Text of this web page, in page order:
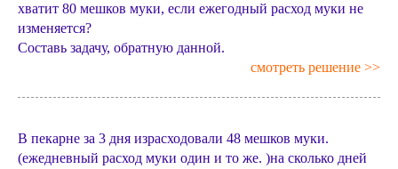
хватит 80 мешков муки, если ежегодный расход муки не
изменяется?
Составь задачу, обратную данной.
смотреть решение >>
В пекарне за 3 дня израсходовали 48 мешков муки.
(ежедневный расход муки один и то же. )на сколько дней